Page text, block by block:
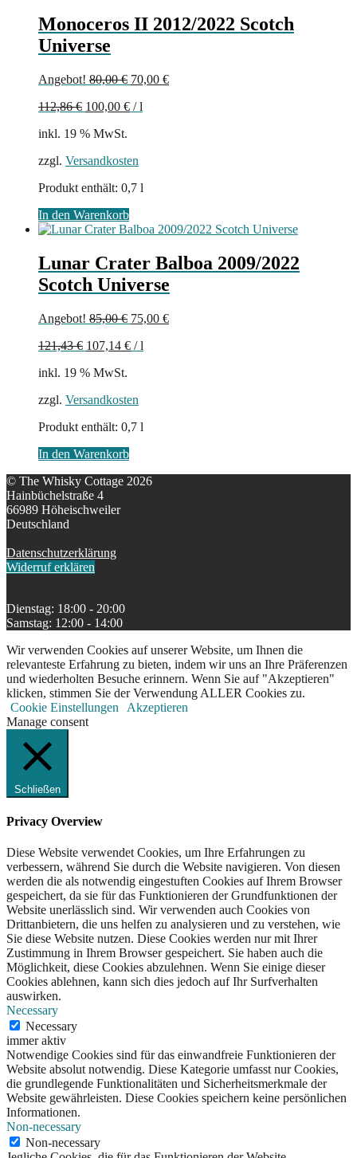
Monoceros II 2012/2022 Scotch
Universe
Angebot! 80,00€ Ursprünglicher
war:
70,00 €Aktueller
112,86€ 100,00 € /l
inkl. 19 % MwSt.
zzgl. Versandkosten
Produkt enthält: 0,7 l
In den Warenkorb
Lunar Crater Balboa 2009/2022
Scotch Universe
Angebot! 85,00€ Ursprünglicher
war:
75,00 €Aktueller
121,43€ 107,14 € /l
inkl. 19 % MwSt.
zzgl. Versandkosten
Produkt enthält: 0,7 l
In den Warenkorb
© The Whisky Cottage 2026
Hainbüchelstraße 4
66989 Höheischweiler
Deutschland
Datenschutzerklärung
Widerruf erklären
Dienstag: 18:00 - 20:00
Samstag: 12:00 - 14:00
Wir verwenden Cookies auf unserer Website, um Ihnen die
relevanteste Erfahrung zu bieten, indem wir uns an Ihre Präferenzen
und wiederholten Besuche erinnern. Wenn Sie auf "Akzeptieren"
klicken, stimmen Sie der Verwendung ALLER Cookies zu.
Cookie Einstellungen
Akzeptieren
Manage consent
Schließen
Privacy Overview
Diese Website verwendet Cookies, um Ihre Erfahrungen zu
verbessern, während Sie durch die Website navigieren. Von diesen
werden die als notwendig eingestuften Cookies auf Ihrem Browser
gespeichert, da sie für das Funktionieren der Grundfunktionen der
Website unerlässlich sind. Wir verwenden auch Cookies von
Drittanbietern, die uns helfen zu analysieren und zu verstehen, wie
Sie diese Website nutzen. Diese Cookies werden nur mit Ihrer
Zustimmung in Ihrem Browser gespeichert. Sie haben auch die
Möglichkeit, diese Cookies abzulehnen. Wenn Sie einige dieser
Cookies ablehnen, kann sich dies jedoch auf Ihr Surfverhalten
auswirken.
Necessary
Necessary
immer aktiv
Notwendige Cookies sind für das einwandfreie Funktionieren der
Website absolut notwendig. Diese Kategorie umfasst nur Cookies,
die grundlegende Funktionalitäten und Sicherheitsmerkmale der
Website gewährleisten. Diese Cookies speichern keine persönlichen
Informationen.
Non-necessary
Non-necessary